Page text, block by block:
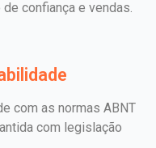
confiança e vendas.
com as normas ABNT
com legislação